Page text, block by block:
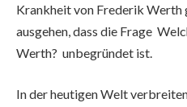
Krankheit von Frederik Werth
ausgehen, dass die Frage
Werth? unbegründet ist.
In der heutigen Welt